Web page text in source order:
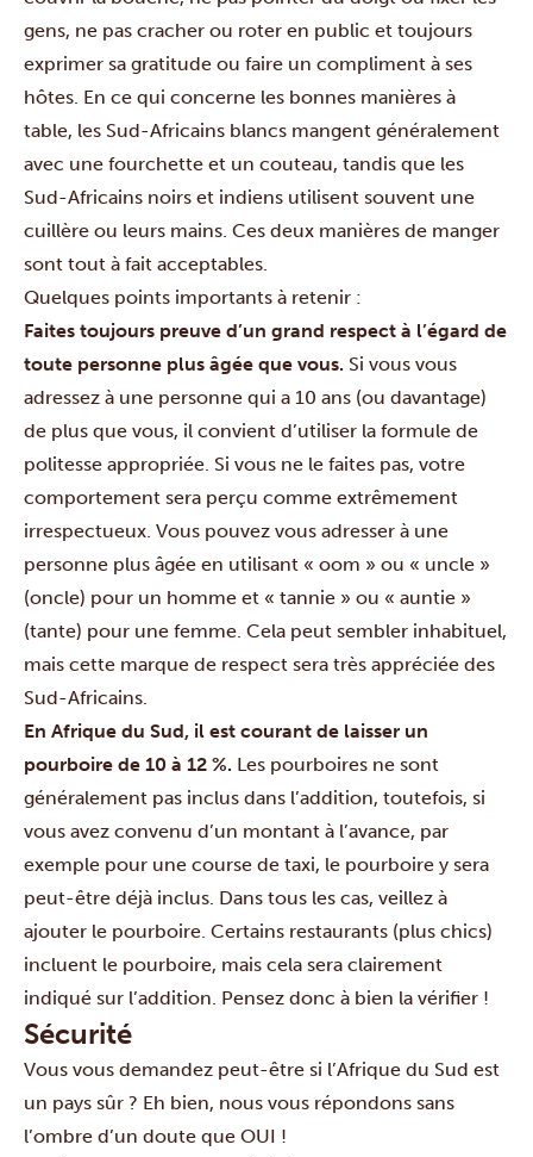
gens, ne pas cracher ou roter en public et toujours
exprimer sa gratitude ou faire un compliment à ses
hôtes. En ce qui concerne les bonnes manières à
table, les Sud-Africains blancs mangent généralement
avec une fourchette et un couteau, tandis que les
Sud-Africains noirs et indiens utilisent souvent une
cuillère ou leurs mains. Ces deux manières de manger
sont tout à fait acceptables.
Quelques points importants à retenir :
Faites toujours preuve d’un grand respect à l’égard de
toute personne plus âgée que vous. Si vous vous
adressez à une personne qui a 10 ans (ou davantage)
de plus que vous, il convient d’utiliser la formule de
politesse appropriée. Si vous ne le faites pas, votre
comportement sera perçu comme extrêmement
irrespectueux. Vous pouvez vous adresser à une
personne plus âgée en utilisant « oom » ou « uncle »
(oncle) pour un homme et « tannie » ou « auntie »
(tante) pour une femme. Cela peut sembler inhabituel,
mais cette marque de respect sera très appréciée des
Sud-Africains.
En Afrique du Sud, il est courant de laisser un
pourboire de 10 à 12 %. Les pourboires ne sont
généralement pas inclus dans l’addition, toutefois, si
vous avez convenu d’un montant à l’avance, par
exemple pour une course de taxi, le pourboire y sera
peut-être déjà inclus. Dans tous les cas, veillez à
ajouter le pourboire. Certains restaurants (plus chics)
incluent le pourboire, mais cela sera clairement
indiqué sur l’addition. Pensez donc à bien la vérifier !
Sécurité
Vous vous demandez peut-être si l’Afrique du Sud est
un pays sûr ? Eh bien, nous vous répondons sans
l’ombre d’un doute que OUI !